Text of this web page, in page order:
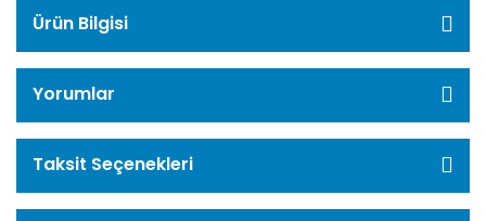
Ürün Bilgisi
Yorumlar
Taksit Seçenekleri